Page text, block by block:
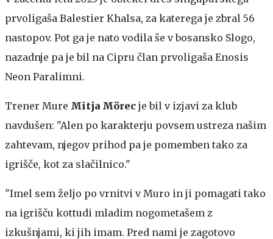
prvoligaša Balestier Khalsa, za katerega je zbral 56
nastopov. Pot ga je nato vodila še v bosansko Slogo,
nazadnje pa je bil na Cipru član prvoligaša Enosis
Neon Paralimni.
Trener Mure Mitja Mörec je bil v izjavi za klub
navdušen: "Alen po karakterju povsem ustreza našim
zahtevam, njegov prihod pa je pomemben tako za
igrišče, kot za slačilnico."
"Imel sem željo po vrnitvi v Muro in ji pomagati tako
na igrišču kottudi mladim nogometašem z
izkušnjami, ki jih imam. Pred nami je zagotovo